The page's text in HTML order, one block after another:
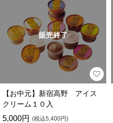
販売終了
【お中元】新宿高野 アイス
クリーム１０入
5,000円 (税込5,400円)